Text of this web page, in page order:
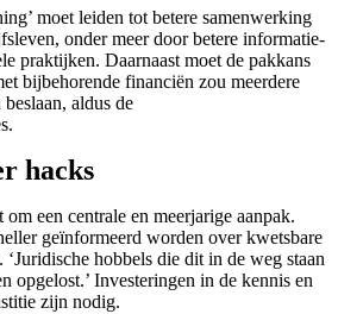
moet leiden tot betere samenwerking
onder meer door betere informatie-
praktijken. Daarnaast moet de pakkans
bijbehorende financiën zou meerdere
aldus de
hacks
een centrale en meerjarige aanpak.
geïnformeerd worden over kwetsbare
hobbels die dit in de weg staan
opgelost.’ Investeringen in de kennis en
zijn nodig.